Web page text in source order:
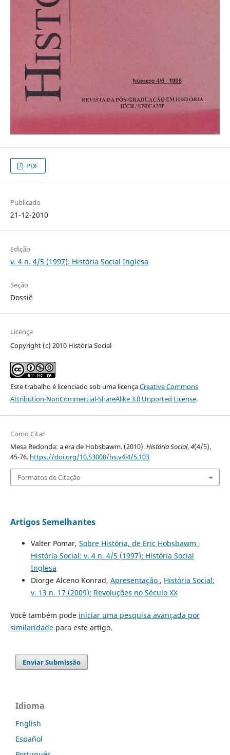
PDF
Publicado
21-12-2010
Edição
v. 4 n. 4/5 (1997): História Social Inglesa
Seção
Dossiê
Licença
Copyright (c) 2010 História Social
Este trabalho é licenciado sob uma licençaCreative Commons
Attribution-NonCommercial-ShareAlike 3.0 Unported License.
Como Citar
Mesa Redonda: a era de Hobsbawm. (2010).História Social,4(4/5),
45-76. https://doi.org/10.53000/hs.v4i4/5.103
Formatos de Citação
Artigos Semelhantes
Valter Pomar, Sobre História, de Eric Hobsbawm ,
História Social: v. 4 n. 4/5 (1997): História Social
Inglesa
Diorge Alceno Konrad, Apresentação , História Social:
v. 13 n. 17 (2009): Revoluções no Século XX
Você também pode iniciar uma pesquisa avançada por
similaridadepara este artigo.
Enviar Submissão
Idioma
English
Español